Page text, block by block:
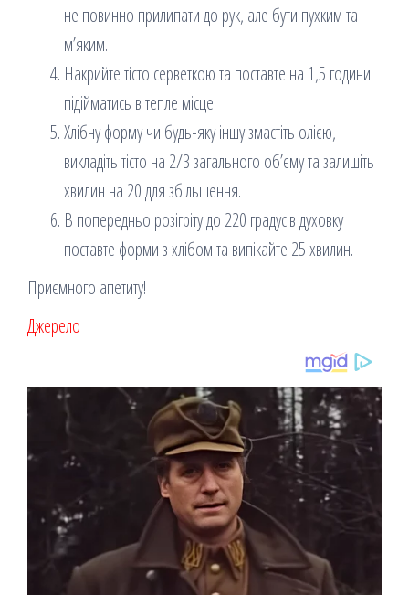
не повинно прилипати до рук, але бути пухким та
м’яким.
Накрийте тісто серветкою та поставте на 1,5 години
підійматись в тепле місце.
Хлібну форму чи будь-яку іншу змастіть олією,
викладіть тісто на 2/3 загального об’єму та залишіть
хвилин на 20 для збільшення.
В попередньо розігріту до 220 градусів духовку
поставте форми з хлібом та випікайте 25 хвилин.
Приємного апетиту!
Джерело